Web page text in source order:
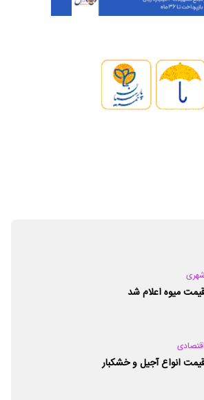
شهری
میوه اعلام شد
اقتصادی
انواع آجیل و خشکبار